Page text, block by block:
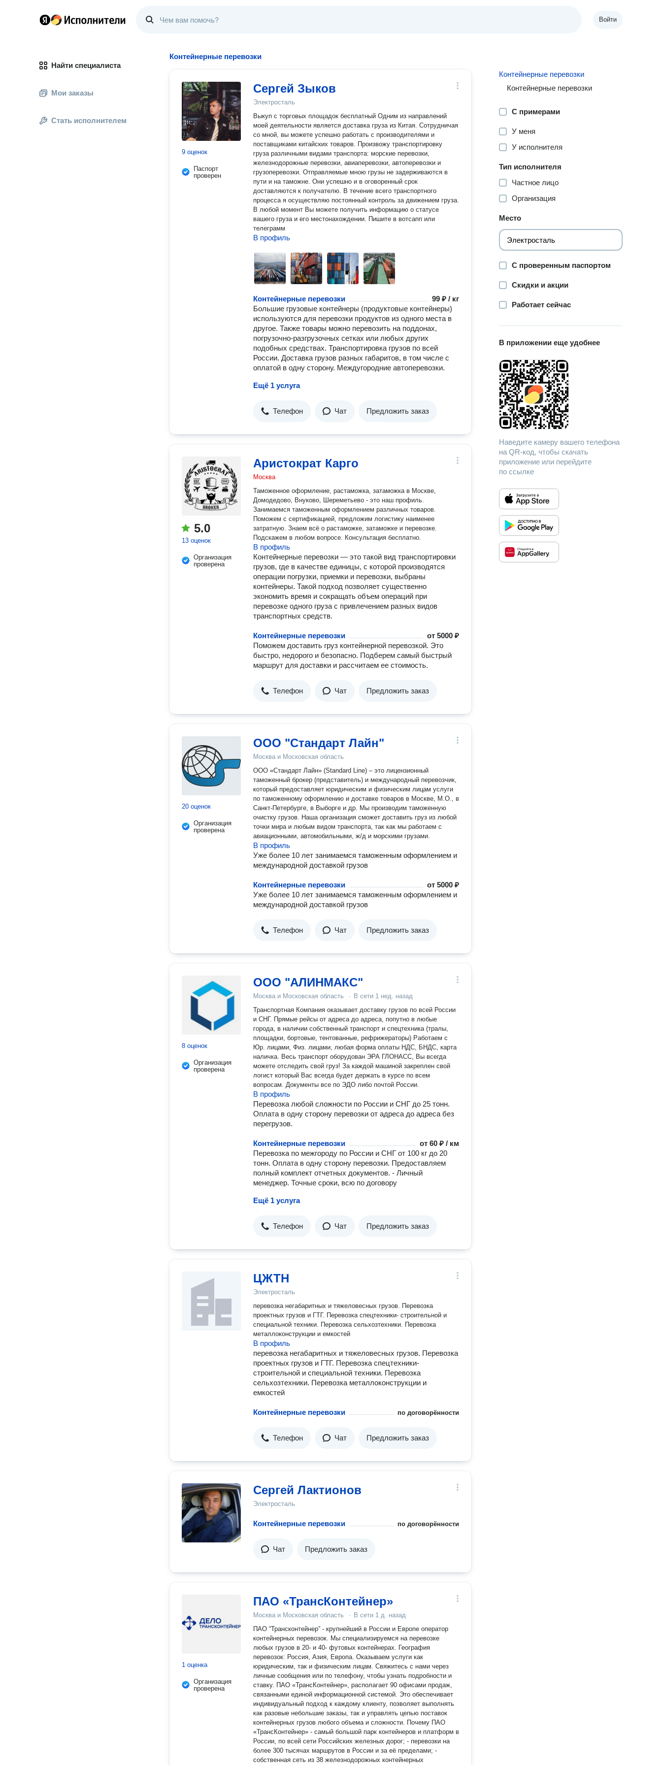
Войти
Найти специалиста
Мои заказы
Стать исполнителем
Контейнерные перевозки
9 оценок
Паспорт
проверен
Сергей Зыков
Электросталь
Выкуп с торговых площадок бесплатный Одним из направлений
моей деятельности является доставка груза из Китая. Сотрудничая
со мной, вы можете успешно работать с производителями и
поставщиками китайских товаров. Произвожу транспортировку
груза различными видами транспорта: морские перевозки,
железнодорожные перевозки, авиаперевозки, автоперевозки и
грузоперевозки. Отправляемые мною грузы не задерживаются в
пути и на таможне. Они успешно и в оговоренный срок
доставляются к получателю. В течение всего транспортного
процесса я осуществляю постоянный контроль за движением груза.
В любой момент Вы можете получить информацию о статусе
вашего груза и его местонахождении. Пишите в вотсапп или
телеграмм
В профиль
Контейнерные перевозки
99 ₽ / кг
Большие грузовые контейнеры (продуктовые контейнеры)
используются для перевозки продуктов из одного места в
другое. Также товары можно перевозить на поддонах,
погрузочно-разгрузочных сетках или любых других
подобных средствах. Транспортировка грузов по всей
России. Доставка грузов разных габаритов, в том числе с
оплатой в одну сторону. Междугородние автоперевозки.
Ещё 1 услуга
Телефон Чат Предложить заказ
5.0
13 оценок
Организация
проверена
Аристократ Карго
Москва
Таможенное оформление, растаможка, затаможка в Москве,
Домодедово, Внуково, Шереметьево - это наш профиль.
Занимаемся таможенным оформлением различных товаров.
Поможем с сертификацией, предложим логистику наименее
затратную. Знаем всё о растаможке, затаможке и перевозке.
Подскажем в любом вопросе. Консультация бесплатно.
В профиль
Контейнерные перевозки — это такой вид транспортировки
грузов, где в качестве единицы, с которой производятся
операции погрузки, приемки и перевозки, выбраны
контейнеры. Такой подход позволяет существенно
экономить время и сокращать объем операций при
перевозке одного груза с привлечением разных видов
транспортных средств.
Контейнерные перевозки от5000 ₽
Поможем доставить груз контейнерной перевозкой. Это
быстро, недорого и безопасно. Подберем самый быстрый
маршрут для доставки и рассчитаем ее стоимость.
Телефон Чат Предложить заказ
20 оценок
Организация
проверена
ООО "Стандарт Лайн"
Москва и Московская область
ООО «Стандарт Лайн» (Standard Line) – это лицензионный
таможенный брокер (представитель) и международный перевозчик,
который предоставляет юридическим и физическим лицам услуги
по таможенному оформлению и доставке товаров в Москве, М.О., в
Санкт-Петербурге, в Выборге и др. Мы производим таможенную
очистку грузов. Наша организация сможет доставить груз из любой
точки мира и любым видом транспорта, так как мы работаем с
авиационными, автомобильными, ж/д и морскими грузами.
В профиль
Уже более 10 лет занимаемся таможенным оформлением и
международной доставкой грузов
Контейнерные перевозки от5000 ₽
Уже более 10 лет занимаемся таможенным оформлением и
международной доставкой грузов
Телефон Чат Предложить заказ
8 оценок
Организация
проверена
ООО "АЛИНМАКС"
Москва и Московская область · В сети 1 нед. назад
Транспортная Компания оказывает доставку грузов по всей России
и СНГ. Прямые рейсы от адреса до адреса, попутно в любые
города, в наличии собственный транспорт и спецтехника (тралы,
площадки, бортовые, тентованные, рефрижераторы) Работаем с
Юр. лицами, Физ. лицами, любая форма оплаты НДС, БНДС, карта
наличка. Весь транспорт оборудован ЭРА ГЛОНАСС, Вы всегда
можете отследить свой груз! За каждой машиной закреплен свой
логист который Вас всегда будет держать в курсе по всем
вопросам. Документы все по ЭДО либо почтой России.
В профиль
Перевозка любой сложности по России и СНГ до 25 тонн.
Оплата в одну сторону перевозки от адреса до адреса без
перегрузов.
Контейнерные перевозки от60 ₽ / км
Перевозка по межгороду по России и СНГ от 100 кг до 20
тонн. Оплата в одну сторону перевозки. Предоставляем
полный комплект отчетных документов. - Личный
менеджер. Точные сроки, всю по договору
Ещё 1 услуга
Телефон Чат Предложить заказ
ЦЖТН
Электросталь
перевозка негабаритных и тяжеловесных грузов. Перевозка
проектных грузов и ГТГ. Перевозка спецтехники- строительной и
специальной техники. Перевозка сельхозтехники. Перевозка
металлоконструкции и емкостей
В профиль
перевозка негабаритных и тяжеловесных грузов. Перевозка
проектных грузов и ГТГ. Перевозка спецтехники-
строительной и специальной техники. Перевозка
сельхозтехники. Перевозка металлоконструкции и
емкостей
Контейнерные перевозки по договорённости
Телефон Чат Предложить заказ
Сергей Лактионов
Электросталь
Контейнерные перевозки по договорённости
Чат Предложить заказ
1 оценка
Организация
проверена
ПАО «ТрансКонтейнер»
Москва и Московская область · В сети 1 д. назад
ПАО “Трансконтейнер” - крупнейший в России и Европе оператор
контейнерных перевозок. Мы специализируемся на перевозке
любых грузов в 20- и 40- футовых контейнерах. География
перевозок: Россия, Азия, Европа. Оказываем услуги как
юридическим, так и физическим лицам. Свяжитесь с нами через
личные сообщения или по телефону, чтобы узнать подробности и
ставку. ПАО «ТрансКонтейнер», располагает 90 офисами продаж,
связанными единой информационной системой. Это обеспечивает
индивидуальный подход к каждому клиенту, позволяет выполнять
как разовые небольшие заказы, так и управлять цепью поставок
контейнерных грузов любого объема и сложности. Почему ПАО
«ТрансКонтейнер» - cамый большой парк контейнеров и платформ в
России, по всей сети Российских железных дорог; - перевозки на
более 300 тысячах маршрутов в России и за её пределами; -
собственная сеть из 38 железнодорожных контейнерных
Контейнерные перевозки
Контейнерные перевозки
С примерами
У меня
У исполнителя
Тип исполнителя
Частное лицо
Организация
Место
С проверенным паспортом
Скидки и акции
Работает сейчас
В приложении еще удобнее
Наведите камеру вашего телефона
на QR-код, чтобы скачать
приложение или перейдите
по ссылке